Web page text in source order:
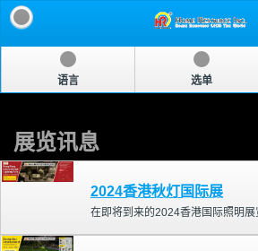
语言 选单
展览讯息
2024香港秋灯国际展
在即将到来的2024香港国际照明展